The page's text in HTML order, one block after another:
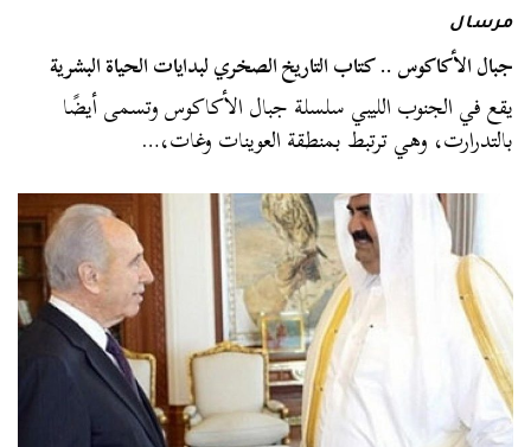
مرسال
جبال الأكاكوس .. كتاب التاريخ الصخري لبدايات الحياة البشرية
يقع في الجنوب الليبي سلسلة جبال الأكاكوس وتسمى أيضًا
بالتدرارت، وهي ترتبط بمنطقة العوينات وغات،…